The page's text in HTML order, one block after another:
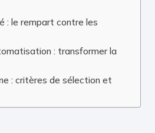
: le rempart contre les
: transformer la
: critères de sélection et